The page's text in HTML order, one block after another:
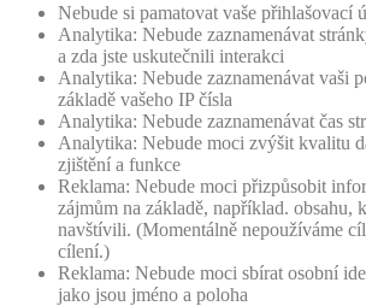
Nebude si pamatovat vaše přihlašovací
Analytika: Nebude zaznamenávat
a zda jste uskutečnili interakci
Analytika: Nebude zaznamenávat vaši
základě vašeho IP čísla
Analytika: Nebude zaznamenávat čas
Analytika: Nebude moci zvýšit kvalitu
zjištění a funkce
Reklama: Nebude moci přizpůsobit
zájmům na základě, například. obsahu,
navštívili. (Momentálně nepoužíváme
cílení.)
Reklama: Nebude moci sbírat osobní
jako jsou jméno a poloha